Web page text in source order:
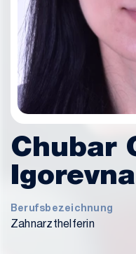
Chubar
Igorevna
Berufsbezeichnung
Zahnarzthelferin